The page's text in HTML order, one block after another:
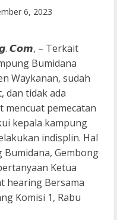
6, 2023
𝘾𝙤𝙢, – Terkait
Bumidana
Waykanan, sudah
dan tidak ada
mencuat pemecatan
kepala kampung
indisplin. Hal
Bumidana, Gembong
Ketua
hearing Bersama
Komisi 1, Rabu